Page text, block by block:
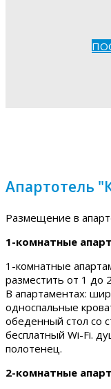
Апартотель
Размещение в
1-комнатные
1-комнатные
разместить от 1 до
В апартаментах:
односпальные
обеденный стол со
бесплатный Wi-Fi.
полотенец.
2-комнатные